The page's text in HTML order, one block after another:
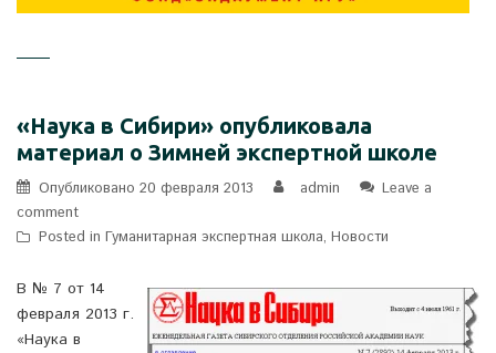
«Наука в Сибири» опубликовала
материал о Зимней экспертной школе
Опубликовано 20 февраля 2013 admin
Leave a
comment
Posted in Гуманитарная экспертная школа, Новости
В № 7 от 14
февраля 2013 г.
«Наука в